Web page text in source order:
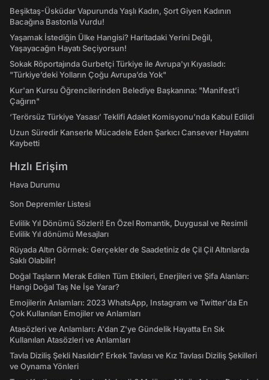
Beşiktaş-Üsküdar Vapurunda Yaşlı Kadın, Şort Giyen Kadının
Bacağına Bastonla Vurdu!
Yaşamak İstediğin Ülke Hangisi? Haritadaki Yerini Değil,
Yaşayacağın Hayatı Seçiyorsun!
Sokak Röportajında Gurbetçi Türkiye ile Avrupa'yı Kıyasladı:
"Türkiye’deki Yolların Çoğu Avrupa’da Yok"
Kur'an Kursu Öğrencilerinden Belediye Başkanına: "Manifest’i
Çağırın"
‘Terörsüz Türkiye Yasası’ Teklifi Adalet Komisyonu'nda Kabul Edildi
Uzun Süredir Kanserle Mücadele Eden Şarkıcı Cansever Hayatını
Kaybetti
Hızlı Erişim
Hava Durumu
Son Depremler Listesi
Evlilik Yıl Dönümü Sözleri! En Özel Romantik, Duygusal ve Resimli
Evlilik Yıl dönümü Mesajları
Rüyada Altın Görmek: Gerçekler de Saadetiniz de Çil Çil Altınlarda
Saklı Olabilir!
Doğal Taşların Merak Edilen Tüm Etkileri, Enerjileri ve Şifa Alanları:
Hangi Doğal Taş Ne İşe Yarar?
Emojilerin Anlamları: 2023 WhatsApp, Instagram ve Twitter'da En
Çok Kullanılan Emojiler ve Anlamları
Atasözleri ve Anlamları: A'dan Z'ye Gündelik Hayatta En Sık
Kullanılan Atasözleri ve Anlamları
Tavla Diziliş Şekli Nasıldır? Erkek Tavlası ve Kız Tavlası Diziliş Şekilleri
ve Oynama Yönleri